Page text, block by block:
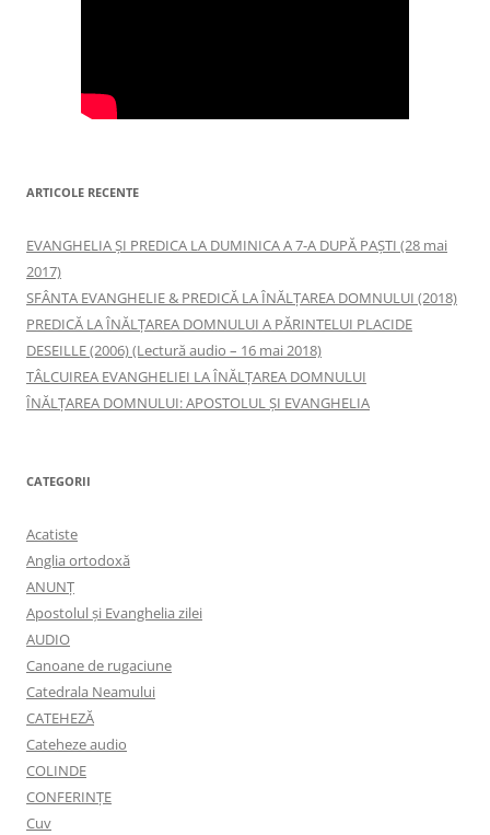
ARTICOLE RECENTE
EVANGHELIA ȘI PREDICA LA DUMINICA A 7-A DUPĂ PAȘTI (28 mai
2017)
SFÂNTA EVANGHELIE & PREDICĂ LA ÎNĂLŢAREA DOMNULUI (2018)
PREDICĂ LA ÎNĂLŢAREA DOMNULUI A PĂRINTELUI PLACIDE
DESEILLE (2006) (Lectură audio – 16 mai 2018)
TÂLCUIREA EVANGHELIEI LA ÎNĂLŢAREA DOMNULUI
ÎNĂLŢAREA DOMNULUI: APOSTOLUL ȘI EVANGHELIA
CATEGORII
Acatiste
Anglia ortodoxă
ANUNŢ
Apostolul şi Evanghelia zilei
AUDIO
Canoane de rugaciune
Catedrala Neamului
CATEHEZĂ
Cateheze audio
COLINDE
CONFERINȚE
Cuv